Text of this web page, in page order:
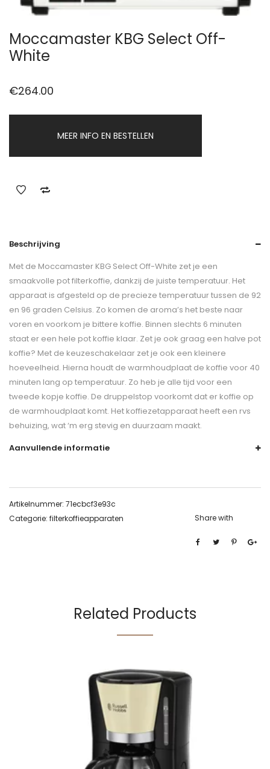
Moccamaster KBG Select Off-
White
€264.00
MEER INFO EN BESTELLEN
Beschrijving
Met de Moccamaster KBG Select Off-White zet je een
smaakvolle pot filterkoffie, dankzij de juiste temperatuur. Het
apparaat is afgesteld op de precieze temperatuur tussen de 92
en 96 graden Celsius. Zo komen de aroma’s het beste naar
voren en voorkom je bittere koffie. Binnen slechts 6 minuten
staat er een hele pot koffie klaar. Zet je ook graag een halve pot
koffie? Met de keuzeschakelaar zet je ook een kleinere
hoeveelheid. Hierna houdt de warmhoudplaat de koffie voor 40
minuten lang op temperatuur. Zo heb je alle tijd voor een
tweede kopje koffie. De druppelstop voorkomt dat er koffie op
de warmhoudplaat komt. Het koffiezetapparaat heeft een rvs
behuizing, wat ‘m erg stevig en duurzaam maakt.
Aanvullende informatie
Artikelnummer: 71ecbcf3e93c
Categorie: filterkoffieapparaten Share with
Related Products